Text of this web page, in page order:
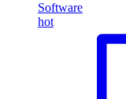
Software
hot